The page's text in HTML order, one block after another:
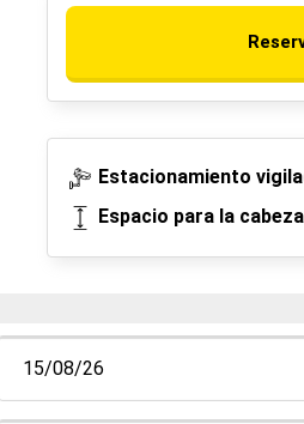
Estacionamiento
Espacio para la